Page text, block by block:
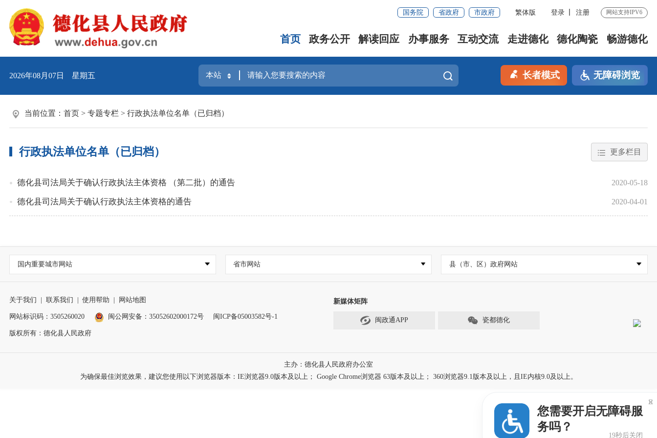
国务院 省政府 市政府 繁体版 登录 注册 网站支持IPV6
首页 政务公开 解读回应 办事服务 互动交流 走进德化 德化陶瓷 畅游德化
2026年08月07日 星期五 长者模式 无障碍浏览
当前位置： 首页 > 专题专栏 > 行政执法单位名单（已归档）
行政执法单位名单（已归档） 更多栏目
德化县司法局关于确认行政执法主体资格 （第二批）的通告 2020-05-18
德化县司法局关于确认行政执法主体资格的通告 2020-04-01
国内重要城市网站 省市网站 县（市、区）政府网站
关于我们 联系我们 使用帮助 网站地图
网站标识码：3505260020 闽公网安备：35052602000172号 闽ICP备05003582号-1
版权所有：德化县人民政府
新媒体矩阵
闽政通APP 瓷都德化
主办：德化县人民政府办公室
为确保最佳浏览效果，建议您使用以下浏览器版本：IE浏览器9.0版本及以上； Google Chrome浏览器 63版本及以上； 360浏览器9.1版本及以上，且IE内核9.0及以上。
您需要开启无障碍服
务吗？
19秒后关闭
